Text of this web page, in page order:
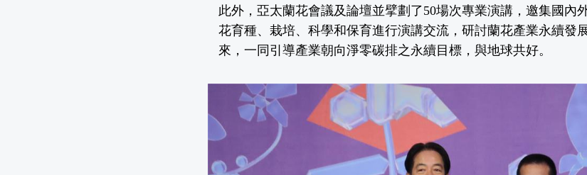
此外，亞太蘭花會議及論壇並擘劃了50場次專業演講，邀集國內
花育種、栽培、科學和保育進行演講交流，研討蘭花產業永續發
來，一同引導產業朝向淨零碳排之永續目標，與地球共好。